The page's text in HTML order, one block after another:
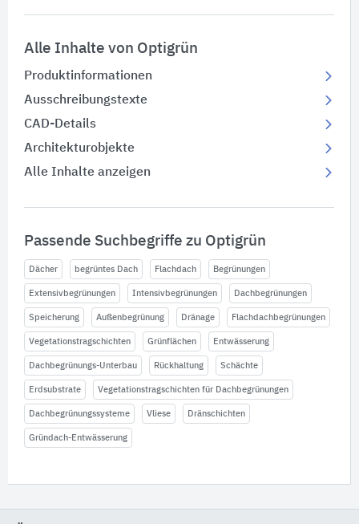
Alle Inhalte von Optigrün
Produktinformationen
Ausschreibungstexte
CAD-Details
Architekturobjekte
Alle Inhalte anzeigen
Passende Suchbegriffe zu Optigrün
Dächer begrüntes Dach Flachdach Begrünungen
Extensivbegrünungen Intensivbegrünungen Dachbegrünungen
Speicherung Außenbegrünung Dränage Flachdachbegrünungen
Vegetationstragschichten Grünflächen Entwässerung
Dachbegrünungs-Unterbau Rückhaltung Schächte
Erdsubstrate Vegetationstragschichten für Dachbegrünungen
Dachbegrünungssysteme Vliese Dränschichten
Gründach-Entwässerung